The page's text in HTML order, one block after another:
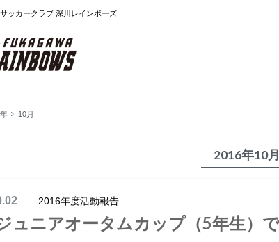
ッカークラブ 深川レインボーズ
10月
2016年10月
2016年度活動報告
ュニアオータムカップ（5年生）